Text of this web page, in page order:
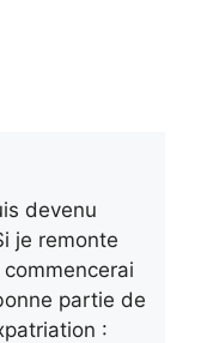
devenu
je remonte
partie de
: